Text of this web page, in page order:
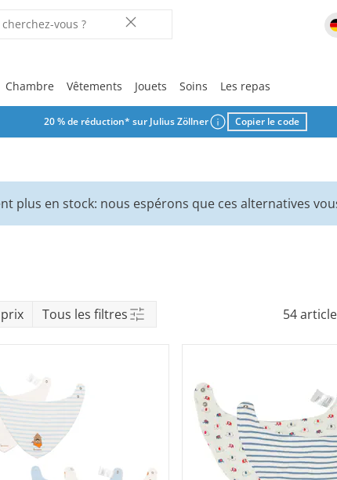
Vos favoris Laisse-toi
Vos favoris
Vos favoris
Vos favoris
Chambre
Vos favoris
Vêtements
Vos favoris
Jouets
Vos favoris
Soins
Vos favoris
Les repas
Vos favoris
20 % de réduction* sur Julius Zöllner Copier le code
plus en stock: nous espérons que ces alternatives
prix Tous les filtres 54